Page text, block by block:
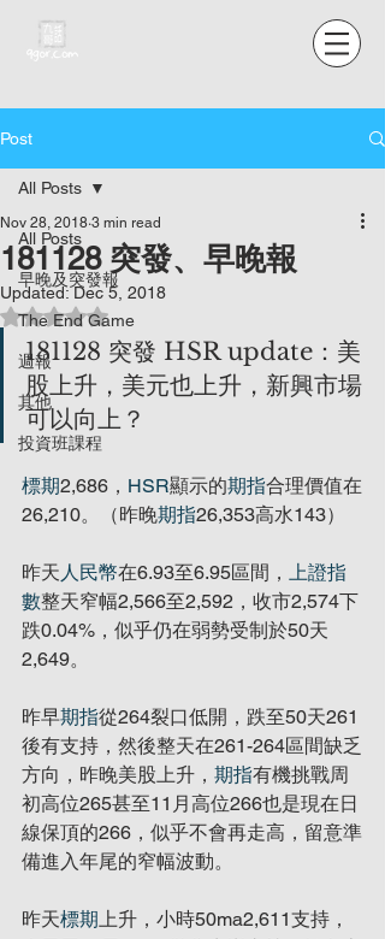
Post
All Posts
早晚及突發報
The End Game
週報
其他
投資班課程
All Posts
181128 突發、早晚報
Nov 28, 2018 3 min read
Updated:Dec 5, 2018
Rated NaN out of 5 stars.
181128 突發 HSR update：美
股上升，美元也上升，新興市場
可以向上？
標期2,686， HSR顯示的期指合理價值在
26,210。（昨晚期指26,353高水143）
昨天人民幣在6.93至6.95區間， 上證指
數整天窄幅2,566至2,592，收市2,574下
跌0.04%，似乎仍在弱勢受制於50天
2,649。
昨早期指從264裂口低開，跌至50天261
後有支持，然後整天在261-264區間缺乏
方向，昨晚美股上升， 期指有機挑戰周
初高位265甚至11月高位266也是現在日
線保頂的266，似乎不會再走高，留意準
備進入年尾的窄幅波動。
昨天標期上升，小時50ma2,611支持，